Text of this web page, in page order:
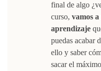
final de algo
curso, vamos
aprendizaje
puedas acabar
ello y saber
sacar el